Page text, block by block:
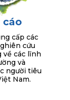
cáo
cấp các
cứu
các lĩnh
và
người tiêu
Nam.